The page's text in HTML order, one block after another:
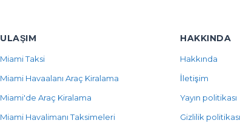
ULAŞIM
Miami Taksi
Miami Havaalanı Araç Kiralama
Miami'de Araç Kiralama
Miami Havalimanı Taksimeleri
HAKKINDA
Hakkında
İletişim
Yayın politikası
Gizlilik politikası